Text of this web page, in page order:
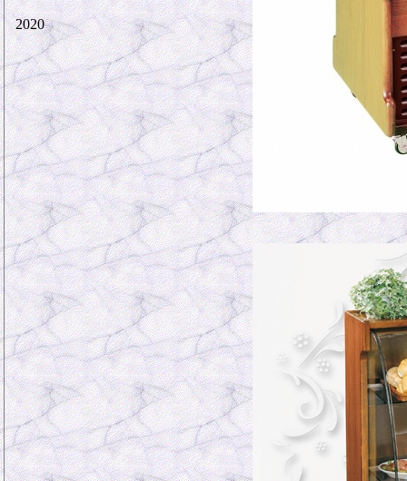
2020